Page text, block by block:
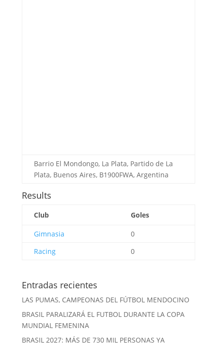
Barrio El Mondongo, La Plata, Partido de La
Plata, Buenos Aires, B1900FWA, Argentina
Results
Club Goles
Gimnasia
0
Racing
0
Entradas recientes
LAS PUMAS, CAMPEONAS DEL FÚTBOL MENDOCINO
BRASIL PARALIZARÁ EL FUTBOL DURANTE LA COPA
MUNDIAL FEMENINA
BRASIL 2027: MÁS DE 730 MIL PERSONAS YA